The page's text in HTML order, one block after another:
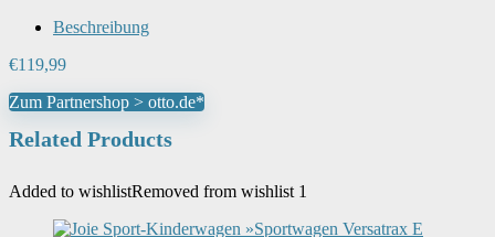
Beschreibung
€119,99
Zum Partnershop > otto.de*
Related Products
Added to wishlistRemoved from wishlist 1